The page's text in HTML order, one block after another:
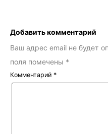
Добавить комментарий
Ваш адрес email не будет
поля помечены *
Комментарий *